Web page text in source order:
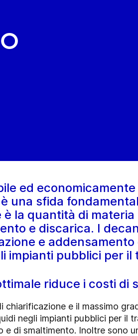
ed
una sfida
la quantità di
e discarica. I
e
impianti pubblici per
riduce i costi di
e il massimo
negli impianti pubblici per il
di smaltimento. Inoltre sono